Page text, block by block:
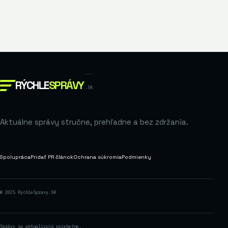
RÝCHLESPRÁVY .SK
Aktuálne správy stručne, prehľadne a bez zdržania.
SpoluprácaPridať PR článokOchrana súkromiaPodmienky
© 2025 RychleSpravy.SK
Správy sa aktualizujú priebežne.